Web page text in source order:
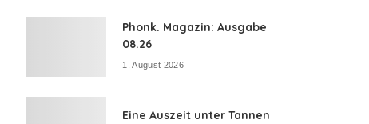
Phonk. Magazin: Ausgabe
08.26
1. August 2026
Eine Auszeit unter Tannen